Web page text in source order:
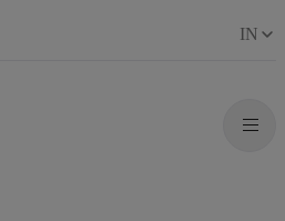
IN